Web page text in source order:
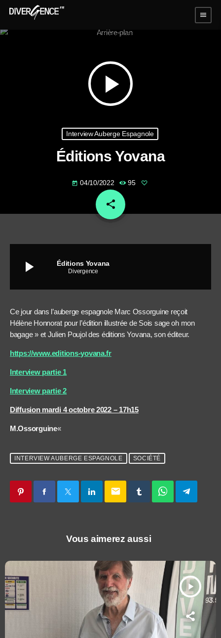
menu
play_arrow
Interview Auberge Espagnole
Éditions Yovana
today 04/10/2022 95
share
email
play_arrow Éditions Yovana
Divergence
Ce jour dans l’auberge espagnole Marc Ossorguine reçoit
Hélène Honnorat pour l’édition illustrée de Sois sage oh mon
bagage » et Julien Poujol des éditions Yovana, son éditeur.
https://www.editions-yovana.fr
Interview partie 1
Interview partie 2
Diffusion mardi 4 octobre 2022 – 17h15
M.Ossorguine«
INTERVIEW AUBERGE ESPAGNOLE SOCIÉTÉ
email
Vous aimerez aussi
play_arrow